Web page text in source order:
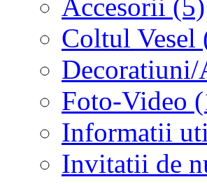
Accesorii (5)
Coltul Vesel
Decoratiuni/
Foto-Video
Informatii
Invitatii de